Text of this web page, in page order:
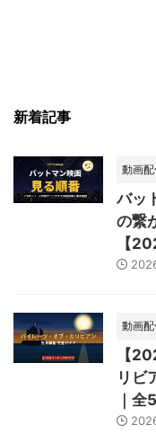
新着記事
動画
バッ
の繋
【
動画
【
リビ
｜